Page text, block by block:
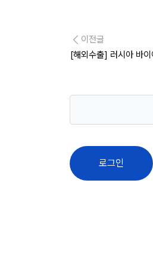
이전글
[해외수출] 러시아 바
로그인